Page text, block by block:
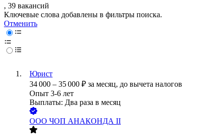
, 39 вакансий
Ключевые слова добавлены в фильтры поиска.
Отменить
Юрист
34 000 – 35 000 ₽ за месяц, до вычета налогов
Опыт 3-6 лет
Выплаты: Два раза в месяц
ООО ЧОП АНАКОНДА II